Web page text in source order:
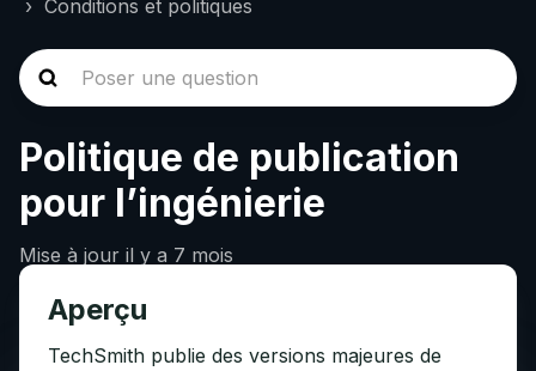
Conditions et politiques
Politique de publication
pour l’ingénierie
Mise à jour il y a 7 mois
Aperçu
TechSmith publie des versions majeures de